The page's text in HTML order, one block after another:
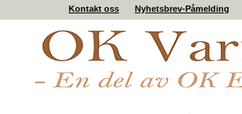
Kontakt oss Nyhetsbrev-Påmelding